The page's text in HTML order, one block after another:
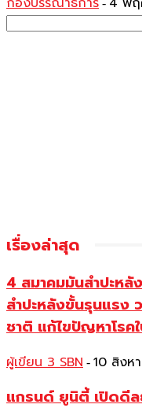
-
เรื่องล่าสุด
4 สมาคมมันสำปะหลั
สำปะหลังขั้นรุนแรง
ชาติ แก้ไขปัญหาโร
ผู้เขียน 3 SBN - 10 สิงห
แกรนด์ ยูนิตี้ เปิดดีล